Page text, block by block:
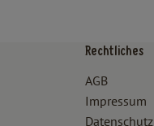
verbraucher
Rechtliches
AGB
Impressum
Datenschutz